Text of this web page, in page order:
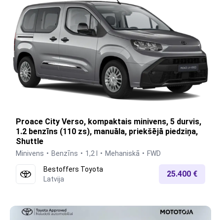
Proace City Verso, kompaktais minivens, 5 durvis,
1.2 benzīns (110 zs), manuāla, priekšējā piedziņa,
Shuttle
Minivens Benzīns 1,2 l Mehaniskā
FWD
Bestoffers Toyota
Latvija
25.400 €